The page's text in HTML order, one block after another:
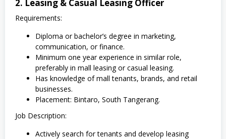
2. Leasing & Casual Leasing Officer
Requirements:
Diploma or bachelor’s degree in marketing,
communication, or finance.
Minimum one year experience in similar role,
preferably in mall leasing or casual leasing.
Has knowledge of mall tenants, brands, and retail
businesses.
Placement: Bintaro, South Tangerang.
Job Description:
Actively search for tenants and develop leasing